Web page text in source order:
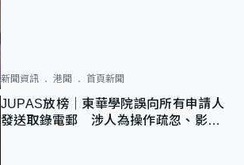
新聞資訊 港聞 首頁新聞
JUPAS放榜｜東華學院誤向所有申請人
發送取錄電郵 涉人為操作疏忽、影響